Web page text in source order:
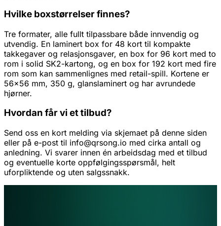
Hvilke boxstørrelser finnes?
Tre formater, alle fullt tilpassbare både innvendig og
utvendig. En laminert box for 48 kort til kompakte
takkegaver og relasjonsgaver, en box for 96 kort med to
rom i solid SK2-kartong, og en box for 192 kort med fire
rom som kan sammenlignes med retail-spill. Kortene er
56x56 mm, 350 g, glanslaminert og har avrundede
hjørner.
Hvordan får vi et tilbud?
Send oss en kort melding via skjemaet på denne siden
eller på e-post til info@qrsong.io med cirka antall og
anledning. Vi svarer innen én arbeidsdag med et tilbud
og eventuelle korte oppfølgingsspørsmål, helt
uforpliktende og uten salgssnakk.